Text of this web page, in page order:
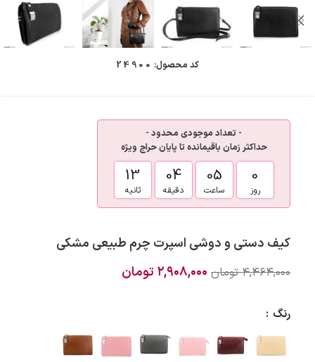
کد محصول: 24900
- تعداد موجودی محدود -
حداکثر زمان باقیمانده تا پایان حراج ویژه
0
روز
05
ساعت
04
دقیقه
13
ثانیه
کیف دستی و دوشی اسپرت چرم طبیعی مشکی
۴,۴۶۴,۰۰۰ تومان ۲,۹۰۸,۰۰۰ تومان
رنگ